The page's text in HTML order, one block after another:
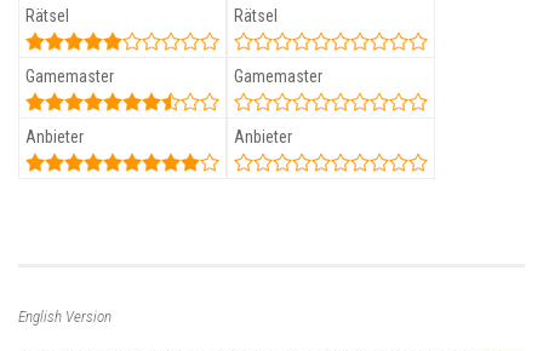
Rätsel
Gamemaster
Anbieter
Rätsel
Gamemaster
Anbieter
English Version